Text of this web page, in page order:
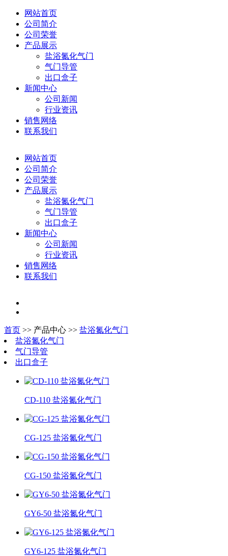
网站首页
公司简介
公司荣誉
产品展示
盐浴氮化气门
气门导管
出口盒子
新闻中心
公司新闻
行业资讯
销售网络
联系我们
网站首页
公司简介
公司荣誉
产品展示
盐浴氮化气门
气门导管
出口盒子
新闻中心
公司新闻
行业资讯
销售网络
联系我们
首页 >> 产品中心 >> 盐浴氮化气门
盐浴氮化气门
气门导管
出口盒子
CD-110 盐浴氮化气门
CG-125 盐浴氮化气门
CG-150 盐浴氮化气门
GY6-50 盐浴氮化气门
GY6-125 盐浴氮化气门